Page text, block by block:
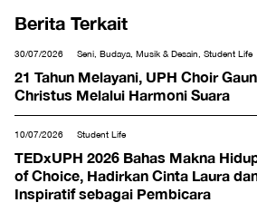
Berita Terkait
30/07/2026 Seni, Budaya, Musik & Desain, Student Life
21 Tahun Melayani, UPH Choir
Christus Melalui Harmoni Suara
10/07/2026 Student Life
TEDxUPH 2026 Bahas Makna
of Choice, Hadirkan Cinta Laura
Inspiratif sebagai Pembicara